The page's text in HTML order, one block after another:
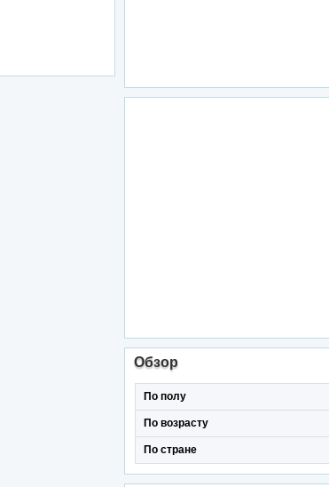
Обзор
По полу
По возрасту
По стране